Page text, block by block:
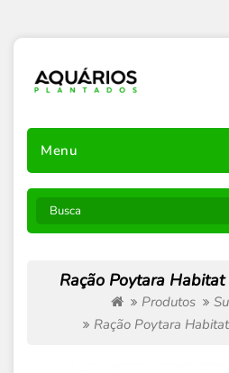
Menu
Ração Poytara
Produtos
Ração Poytara